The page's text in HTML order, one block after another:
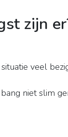
zijn
veel
niet slim